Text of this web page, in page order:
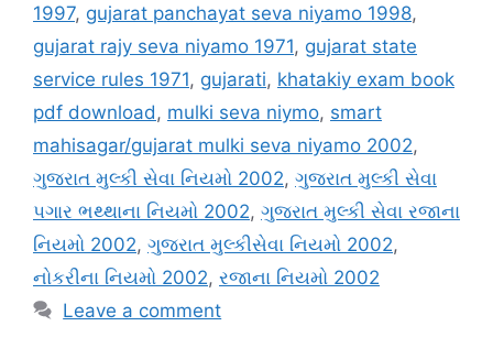
1997, gujarat panchayat seva niyamo 1998,
gujarat rajy seva niyamo 1971, gujarat state
service rules 1971, gujarati, khatakiy exam book
pdf download , mulki seva niymo, smart
mahisagar/gujarat mulki seva niyamo 2002,
ગુજરાત મુલ્કી સેવા નિયમો 2002, ગુજરાત મુલ્કી સેવા
પગાર ભથ્થાના નિયમો 2002, ગુજરાત મુલ્કી સેવા રજાના
નિયમો 2002, ગુજરાત મુલ્કીસેવા નિયમો 2002,
નોકરીના નિયમો 2002, રજાના નિયમો 2002
Leave a comment